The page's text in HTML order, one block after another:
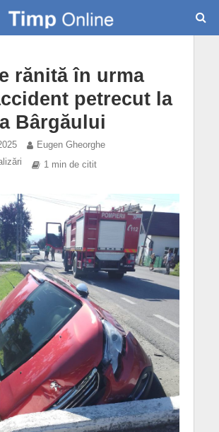
rănită în urma
petrecut la
Bârgăului
Eugen Gheorghe
1 min de citit